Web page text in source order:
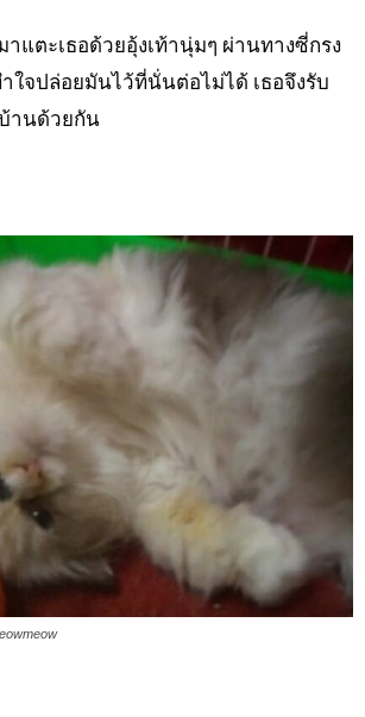
แตะเธอด้วยอุ้งเท้านุ่มๆ ผ่านทางซี่กรง
ใจปล่อยมันไว้ที่นั่นต่อไม่ได้ เธอจึงรับ
านด้วยกัน